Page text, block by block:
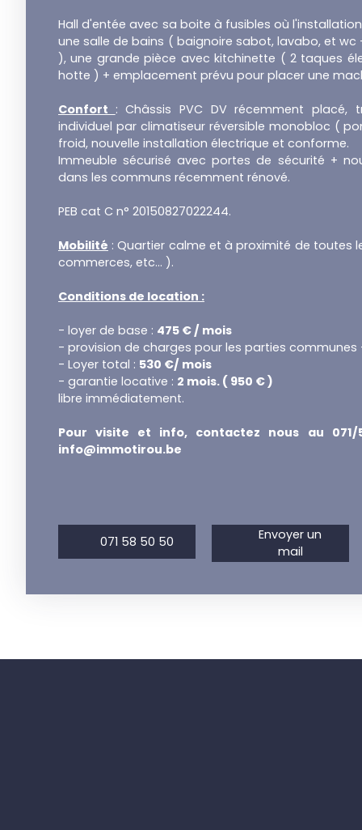
Hall d'entée avec sa boite à fusibles où
une salle de bains ( baignoire sabot, lavabo, et wc
), une grande pièce avec kitchinette ( 2 taques
hotte ) + emplacement prévu pour placer une
Confort : Châssis PVC DV récemment placé,
individuel par climatiseur réversible monobloc (
froid, nouvelle installation électrique et conforme.
Immeuble sécurisé avec portes de sécurité +
dans les communs récemment rénové.
PEB cat C n° 20150827022244.
Mobilité : Quartier calme et à proximité de toutes
commerces, etc... ).
Conditions de location :
- loyer de base : 475 € / mois
- provision de charges pour les parties communes
- Loyer total : 530 €/ mois
- garantie locative : 2 mois. ( 950 € )
libre immédiatement.
Pour visite et info, contactez nous au
info@immotirou.be
071 58 50 50
Envoyer un
mail